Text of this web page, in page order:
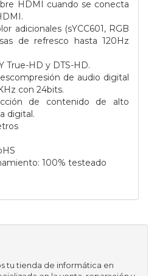
HDMI cuando se conecta
adicionales (sYCC601, RGB
de refresco hasta 120Hz
True-HD y DTS-HD.
de audio digital
con 24bits.
de contenido de alto
digital.
100% testeado
tu tienda de informática en